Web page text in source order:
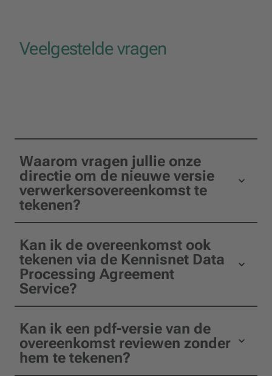
Veelgestelde vragen
Waarom vragen jullie onze
directie om de nieuwe versie
verwerkersovereenkomst te
tekenen?
Kan ik de overeenkomst ook
tekenen via de Kennisnet Data
Processing Agreement
Service?
Kan ik een pdf-versie van de
overeenkomst reviewen zonder
hem te tekenen?